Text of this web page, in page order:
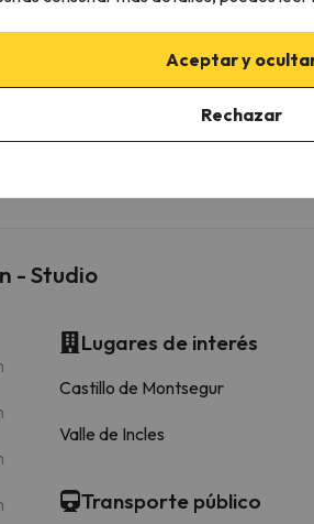
11 min Bonascre
- Studio
Lugares de interés
Castillo de Montsegur
Valle de Incles
Transporte público
Aceptar y
Rechazar